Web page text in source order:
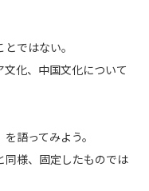
ではない。
化、中国文化について
語ってみよう。
同様、固定したものでは